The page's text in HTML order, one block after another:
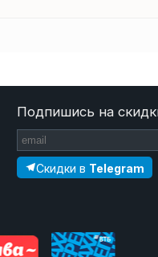
Подпишись на
Скидки в Telegram